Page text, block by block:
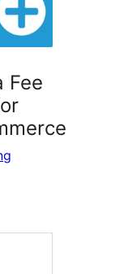
Fee